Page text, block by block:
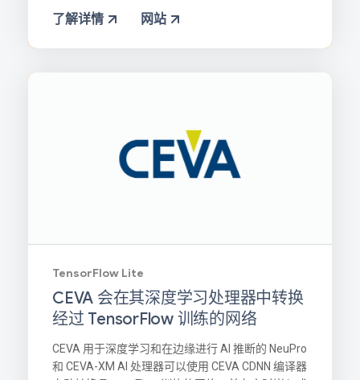
了解详情 网站
TensorFlow Lite
CEVA 会在其深度学习处理器中转换
经过 TensorFlow 训练的网络
CEVA 用于深度学习和在边缘进行 AI 推断的 NeuPro
和 CEVA-XM AI 处理器可以使用 CEVA CDNN 编译器